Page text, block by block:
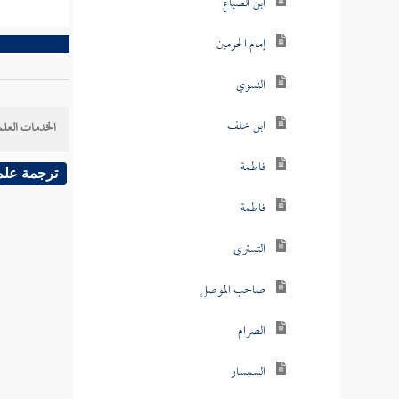
إمام الحرمين
النسوي
ابن خلف
فاطمة
فاطمة
التستري
صاحب الموصل
الصرام
السمسار
الخدمات
ترجمة